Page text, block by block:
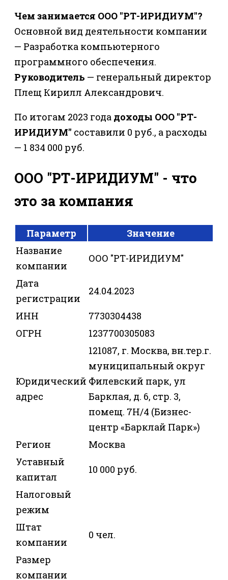
Чем занимается ООО "РТ-ИРИДИУМ"?
Основной вид деятельности компании
— Разработка компьютерного
программного обеспечения.
Руководитель — генеральный директор
Плещ Кирилл Александрович.
По итогам 2023 года доходы ООО "РТ-
ИРИДИУМ" составили 0 руб., а расходы
— 1 834 000 руб.
ООО "РТ-ИРИДИУМ" - что
это за компания
Параметр
Значение
Название
компании
ООО "РТ-ИРИДИУМ"
Дата
регистрации
24.04.2023
ИНН
7730304438
ОГРН
1237700305083
Юридический
адрес
121087, г. Москва, вн.тер.г.
муниципальный округ
Филевский парк, ул
Барклая, д. 6, стр. 3,
помещ. 7Н/4 (Бизнес-
центр «Барклай Парк»)
Регион
Москва
Уставный
капитал
10 000 руб.
Налоговый
режим
Штат
компании
0 чел.
Размер
компании